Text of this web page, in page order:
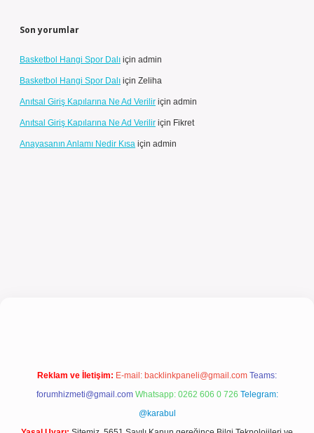
Son yorumlar
Basketbol Hangi Spor Dalı için admin
Basketbol Hangi Spor Dalı için Zeliha
Anıtsal Giriş Kapılarına Ne Ad Verilir için admin
Anıtsal Giriş Kapılarına Ne Ad Verilir için Fikret
Anayasanın Anlamı Nedir Kısa için admin
Reklam ve İletişim: E-mail: backlinkpaneli@gmail.com Teams:
forumhizmeti@gmail.com Whatsapp: 0262 606 0 726 Telegram:
@karabul